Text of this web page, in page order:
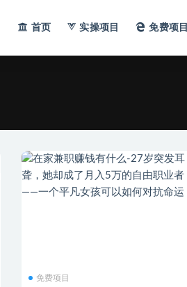
首页 实操项目 免费项目
免费项目